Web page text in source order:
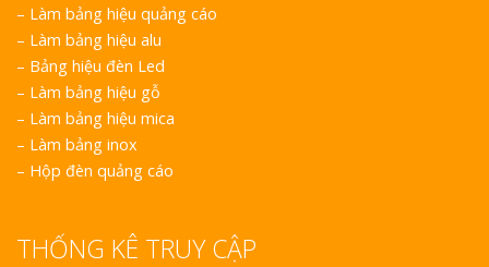
– Làm bảng hiệu quảng cáo
– Làm bảng hiệu alu
– Bảng hiệu đèn Led
– Làm bảng hiệu gỗ
– Làm bảng hiệu mica
– Làm bảng inox
– Hộp đèn quảng cáo
THỐNG KÊ TRUY CẬP